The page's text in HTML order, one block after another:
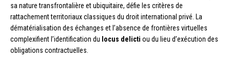
sa nature transfrontalière et ubiquitaire, défie les critères de
rattachement territoriaux classiques du droit international privé. La
dématérialisation des échanges et l’absence de frontières virtuelles
complexifient l’identification du locus delicti ou du lieu d’exécution des
obligations contractuelles.